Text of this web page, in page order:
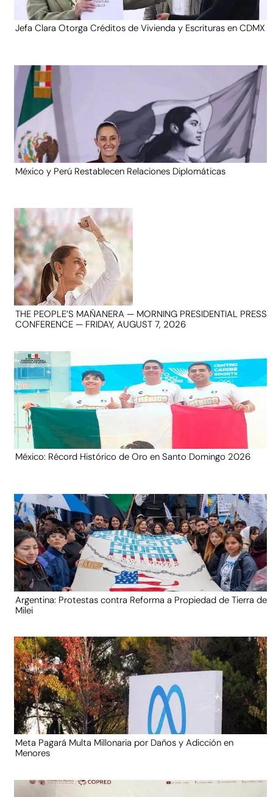
Jefa Clara Otorga Créditos de Vivienda y Escrituras en CDMX
México y Perú Restablecen Relaciones Diplomáticas
THE PEOPLE’S MAÑANERA — MORNING PRESIDENTIAL PRESS
CONFERENCE — FRIDAY, AUGUST 7, 2026
México: Récord Histórico de Oro en Santo Domingo 2026
Argentina: Protestas contra Reforma a Propiedad de Tierra de
Milei
Meta Pagará Multa Millonaria por Daños y Adicción en
Menores